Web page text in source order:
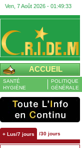
Ven, 7 Août 2026 - 01:49:34
ACCUEIL
SANTÉ
HYGIÈNE
POLITIQUE
GÉNÉRALE
+ Lus/7 jours /30 jours